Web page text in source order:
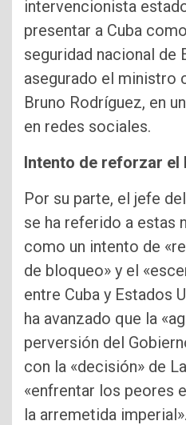
intervencionista
presentar a Cuba
seguridad nacional de
asegurado el ministro
Bruno Rodríguez, en
en redes sociales.
Intento de reforzar el
Por su parte, el jefe
se ha referido a estas
como un intento de
de bloqueo» y el
entre Cuba y Estados
ha avanzado que la
perversión del
con la «decisión» de
«enfrentar los peores
la arremetida imperial».